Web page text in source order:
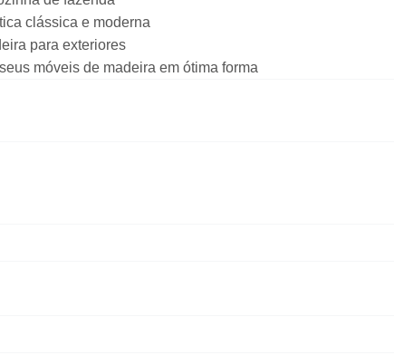
clássica e moderna
para exteriores
móveis de madeira em ótima forma